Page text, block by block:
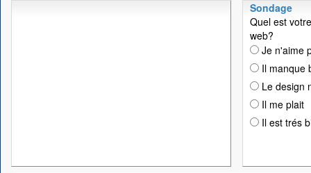
Sondage
Quel est
web?
Je n'aime
Il manque
Le design
Il me plait
Il est trés